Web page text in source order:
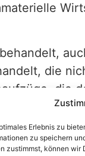
Erlebnis zu
zu speichern
zustimmst, können wir
die
die
im